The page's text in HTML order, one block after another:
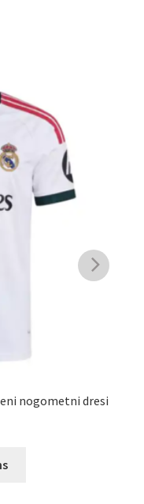
nogometni dresi